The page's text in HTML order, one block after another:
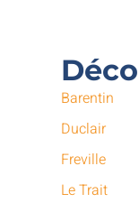
Barentin
Duclair
Freville
Le Trait